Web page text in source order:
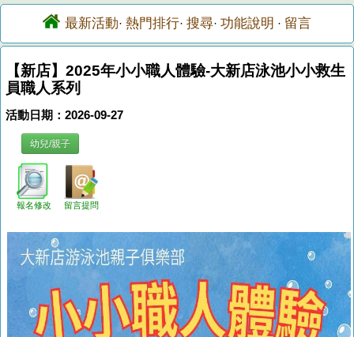
最新活動· 熱門排行· 搜尋· 功能說明 · 留言
【新店】2025年小小職人體驗-大新店泳池小小救生
員職人系列
活動日期：2026-09-27
幼兒/親子
報名修改 留言提問